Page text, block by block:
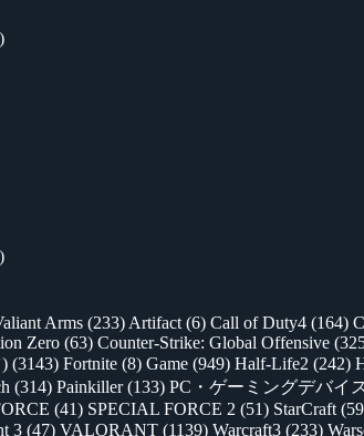
Arms (233) Artifact (6) Call of Duty4 (164)
Zero (63) Counter-Strike: Global Offensive
(3143) Fortnite (8) Game (949) Half-Life2 (242)
(314) Painkiller(133) PC・ゲーミングデバイ
(41) SPECIAL FORCE 2 (51) StarCraft
3 (47) VALORANT (1139) Warcraft3 (233)